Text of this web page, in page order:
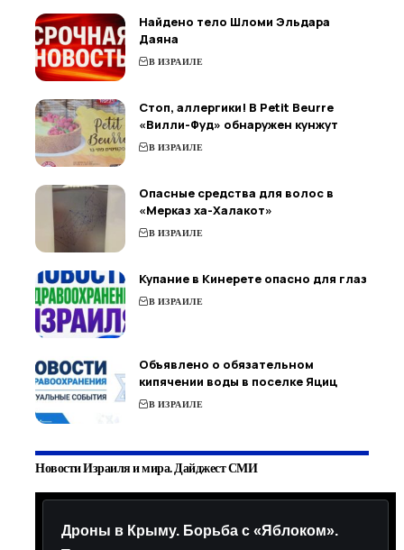
Найдено тело Шломи Эльдара
Даяна
В ИЗРАИЛЕ
Стоп, аллергики! В Petit Beurre
«Вилли-Фуд» обнаружен кунжут
В ИЗРАИЛЕ
Опасные средства для волос в
«Мерказ ха-Халакот»
В ИЗРАИЛЕ
Купание в Кинерете опасно для глаз
В ИЗРАИЛЕ
Объявлено о обязательном
кипячении воды в поселке Яциц
В ИЗРАИЛЕ
Новости Израиля и мира. Дайджест СМИ